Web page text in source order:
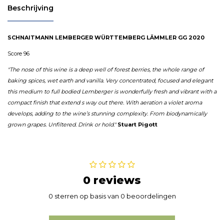
Beschrijving
SCHNAITMANN LEMBERGER WÜRTTEMBERG LÄMMLER GG 2020
Score 96
"The nose of this wine is a deep well of forest berries, the whole range of
baking spices, wet earth andvanilla. Very concentrated, focused and elegant
this medium to full bodied Lemberger is wonderfully fresh and vibrant with a
compact finish that extend s way out there. With aeration a violet aroma
develops, adding to the wine’s stunning complexity. From biodynamically
grown grapes. Unfiltered. Drink or hold."Stuart Pigott
0 reviews
0 sterren op basis van 0 beoordelingen